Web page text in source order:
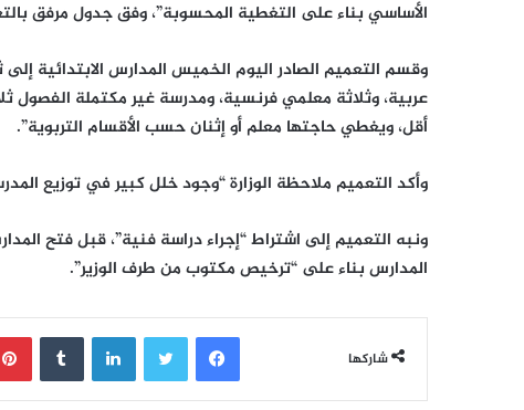
الأساسي بناء على التغطية المحسوبة”، وفق جدول مرفق
وقسم التعميم الصادر اليوم الخميس المدارس
عربية، وثلاثة معلمي فرنسية، ومدرسة غير مكتملة الفصول
أقل، ويغطي حاجتها معلم أو إثنان حسب الأقسام التربوية”.
وأكد التعميم ملاحظة الوزارة “وجود خلل كبير في توزيع
ونبه التعميم إلى اشتراط “إجراء دراسة فنية”، قبل فتح
المدارس بناء على “ترخيص مكتوب من طرف الوزير”.
شاركها
فيسبوك لينكدإن